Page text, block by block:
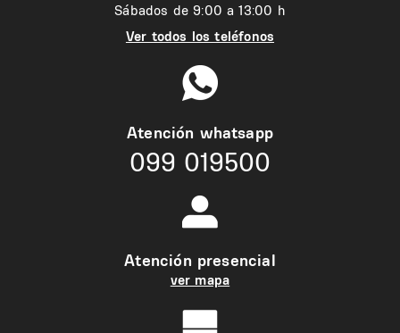
Sábados de 9:00 a 13:00 h
Ver todos los teléfonos
Atención whatsapp
099 019500
Atención presencial
ver mapa